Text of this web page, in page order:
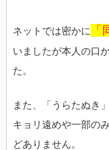
ネットでは密かに
いましたが本人の口
た。
また、「うらたぬき
キョリ遠めや一部の
どありません。